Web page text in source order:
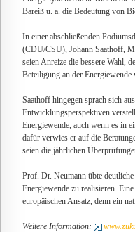
Bareiß u. a. die Bedeutung von
In einer abschließenden
(CDU/CSU), Johann Saathoff,
seien Anreize die bessere Wahl,
Beteiligung an der
Saathoff hingegen sprach sich
Entwicklungsperspektiven
Energiewende, auch wenn es in
dafür verwies er auf die
seien die jährlichen
Prof. Dr. Neumann übte
Energiewende zu realisieren.
europäischen Ansatz, denn ein
Weitere Information: